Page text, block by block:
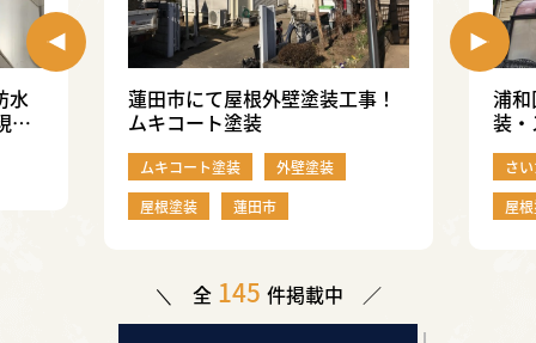
水
蓮田市にて屋根外壁塗装工事！
ムキコート塗装
ムキコート塗装
外壁塗装
屋根塗装
蓮田市
浦
装
さ
屋
全 145 件掲載中